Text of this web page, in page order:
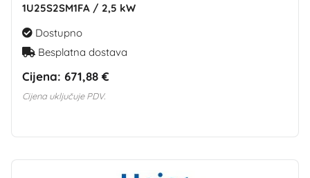
1U25S2SM1FA / 2,5 kW
Dostupno
Besplatna dostava
Cijena: 671,88 €
Cijena uključuje PDV.